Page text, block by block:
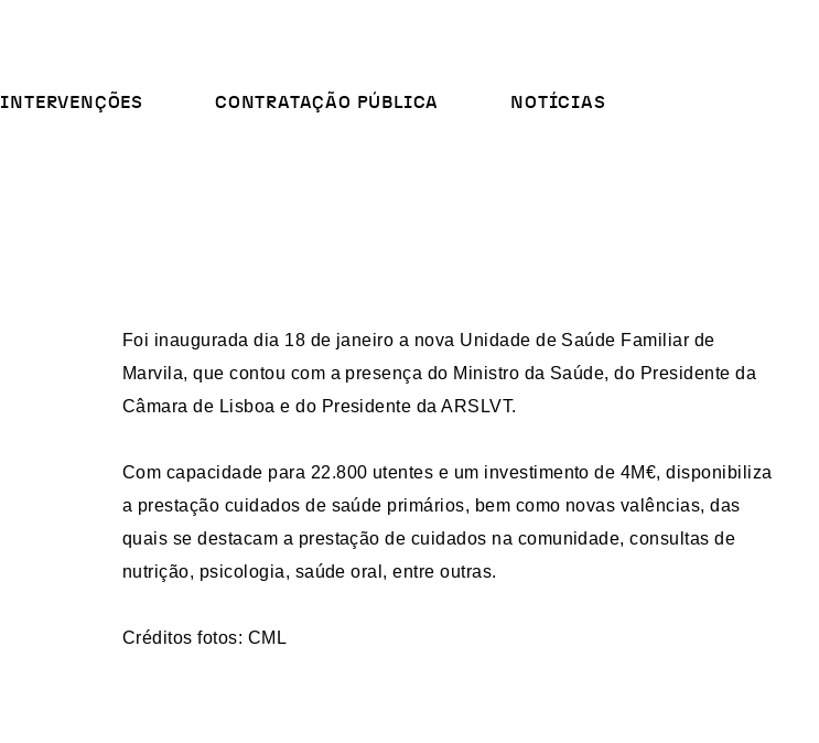
INTERVENÇÕES CONTRATAÇÃO PÚBLICA NOTÍCIAS
Foi inaugurada dia 18 de janeiro a nova Unidade de Saúde Familiar de
Marvila, que contou com a presença do Ministro da Saúde, do Presidente da
Câmara de Lisboa e do Presidente da ARSLVT.
​Com capacidade para 22.800 utentes e um investimento de 4M€, disponibiliza
a prestação cuidados de saúde primários, bem como novas valências, das
quais se destacam a prestação de cuidados na comunidade, consultas de
nutrição, psicologia, saúde oral, entre outras.
Créditos fotos: CML